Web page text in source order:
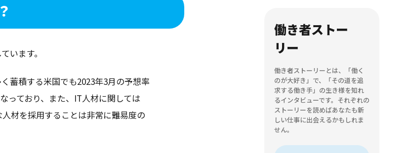
います。
蓄積する米国でも2023年3月の予想率
っており、また、IT人材に関しては
材を採用することは非常に難易度の
働き者ストー
リー
働き者ストーリーとは、「働く
のが大好き」で、「その道を追
求する働き手」の生き様を知れ
るインタビューです。それぞれの
ストーリーを読めばあなたも新
しい仕事に出会えるかもしれま
せん。